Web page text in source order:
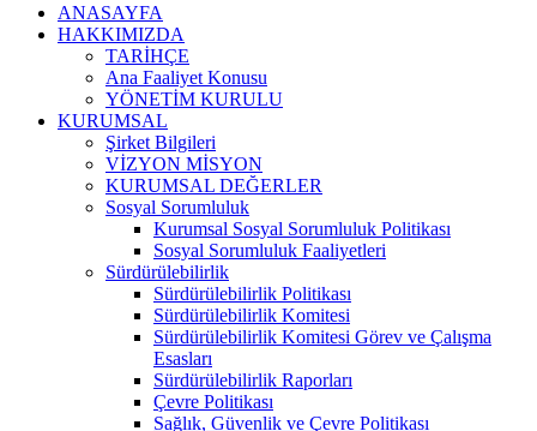
ANASAYFA
HAKKIMIZDA
TARİHÇE
Ana Faaliyet Konusu
YÖNETİM KURULU
KURUMSAL
Şirket Bilgileri
VİZYON MİSYON
KURUMSAL DEĞERLER
Sosyal Sorumluluk
Kurumsal Sosyal Sorumluluk Politikası
Sosyal Sorumluluk Faaliyetleri
Sürdürülebilirlik
Sürdürülebilirlik Politikası
Sürdürülebilirlik Komitesi
Sürdürülebilirlik Komitesi Görev ve Çalışma
Esasları
Sürdürülebilirlik Raporları
Çevre Politikası
Sağlık, Güvenlik ve Çevre Politikası